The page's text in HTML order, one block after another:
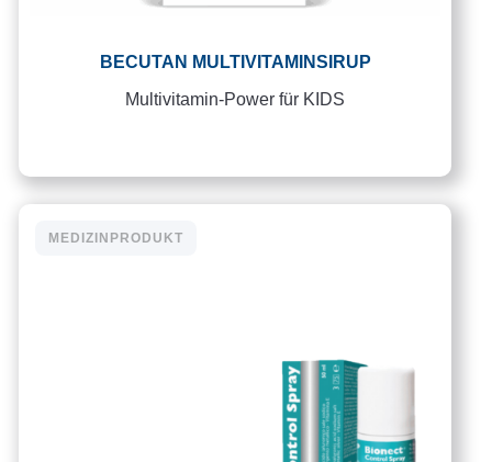
BECUTAN MULTIVITAMINSIRUP
Multivitamin-Power für KIDS
MEDIZINPRODUKT